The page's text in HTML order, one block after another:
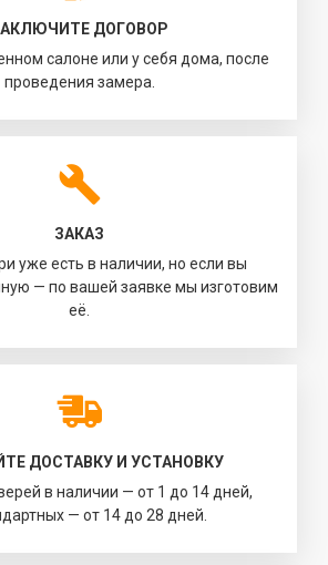
ДОГОВОР
салоне или у себя дома, после
проведения замера.
ЗАКАЗ
уже есть в наличии, но если вы
— по вашей заявке мы изготовим
её.
ДОСТАВКУ И УСТАНОВКУ
в наличии — от 1 до 14 дней,
— от 14 до 28 дней.